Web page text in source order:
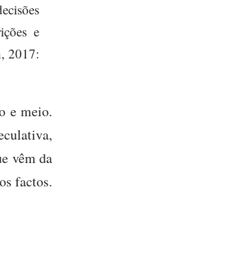
e
2017:
e meio.
vêm da
factos.